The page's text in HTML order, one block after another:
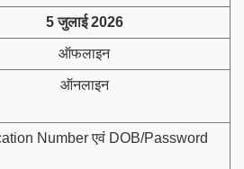
5 जुलाई 2026
ऑफलाइन
ऑनलाइन
Number एवं DOB/Password